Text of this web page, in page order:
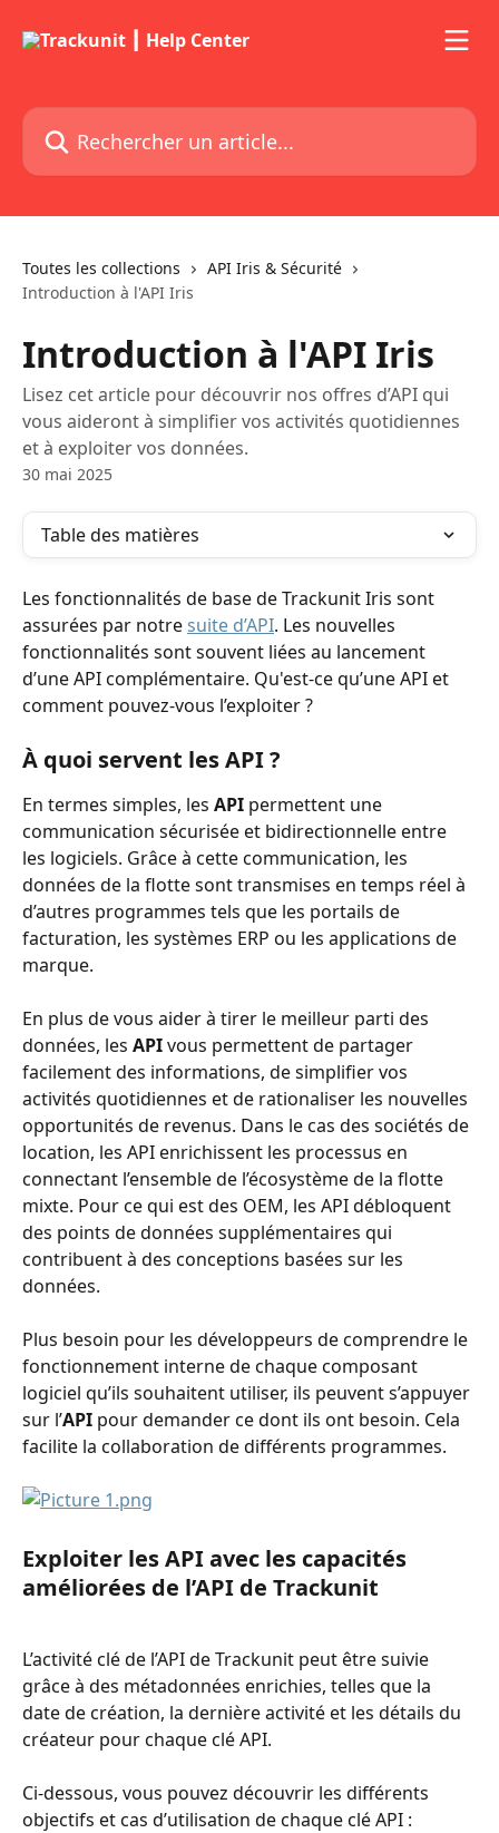
Rechercher un article...
Toutes les collections
API Iris & Sécurité
Introduction à l'API Iris
Introduction à l'API Iris
Lisez cet article pour découvrir nos offres d’API qui
vous aideront à simplifier vos activités quotidiennes
et à exploiter vos données.
30 mai 2025
Table des matières
Les fonctionnalités de base de Trackunit Iris sont
assurées par notre suite d’API. Les nouvelles
fonctionnalités sont souvent liées au lancement
d’une API complémentaire. Qu'est-ce qu’une API et
comment pouvez-vous l’exploiter ?
À quoi servent les API ?
En termes simples, les API permettent une
communication sécurisée et bidirectionnelle entre
les logiciels. Grâce à cette communication, les
données de la flotte sont transmises en temps réel à
d’autres programmes tels que les portails de
facturation, les systèmes ERP ou les applications de
marque.
En plus de vous aider à tirer le meilleur parti des
données, les API vous permettent de partager
facilement des informations, de simplifier vos
activités quotidiennes et de rationaliser les nouvelles
opportunités de revenus. Dans le cas des sociétés de
location, les API enrichissent les processus en
connectant l’ensemble de l’écosystème de la flotte
mixte. Pour ce qui est des OEM, les API débloquent
des points de données supplémentaires qui
contribuent à des conceptions basées sur les
données.
Plus besoin pour les développeurs de comprendre le
fonctionnement interne de chaque composant
logiciel qu’ils souhaitent utiliser, ils peuvent s’appuyer
sur l’API pour demander ce dont ils ont besoin. Cela
facilite la collaboration de différents programmes.
Exploiter les API avec les capacités
améliorées de l’API de Trackunit
L’activité clé de l’API de Trackunit peut être suivie
grâce à des métadonnées enrichies, telles que la
date de création, la dernière activité et les détails du
créateur pour chaque clé API.
Ci-dessous, vous pouvez découvrir les différents
objectifs et cas d’utilisation de chaque clé API :